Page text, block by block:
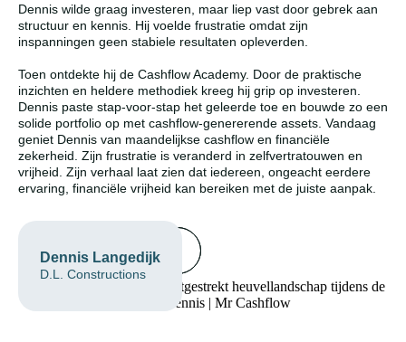
Dennis wilde graag investeren, maar liep vast door gebrek aan
structuur en kennis. Hij voelde frustratie omdat zijn
inspanningen geen stabiele resultaten opleverden.
Toen ontdekte hij de Cashflow Academy. Door de praktische
inzichten en heldere methodiek kreeg hij grip op investeren.
Dennis paste stap-voor-stap het geleerde toe en bouwde zo een
solide portfolio op met cashflow-genererende assets. Vandaag
geniet Dennis van maandelijkse cashflow en financiële
zekerheid. Zijn frustratie is veranderd in zelfvertratouwen en
vrijheid. Zijn verhaal laat zien dat iedereen, ongeacht eerdere
ervaring, financiële vrijheid kan bereiken met de juiste aanpak.
Boek een call
Dennis Langedijk
D.L. Constructions